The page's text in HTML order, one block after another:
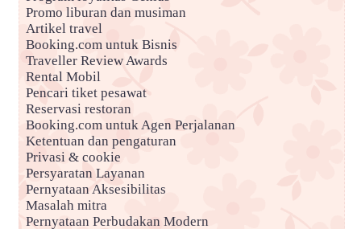
Promo liburan dan musiman
Artikel travel
Booking.com untuk Bisnis
Traveller Review Awards
Rental Mobil
Pencari tiket pesawat
Reservasi restoran
Booking.com untuk Agen Perjalanan
Ketentuan dan pengaturan
Privasi & cookie
Persyaratan Layanan
Pernyataan Aksesibilitas
Masalah mitra
Pernyataan Perbudakan Modern